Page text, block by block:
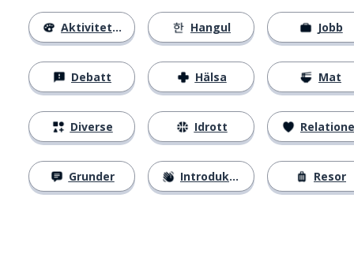
Aktiviteter
Debatt
Diverse
Grunder
Hangul
Hälsa
Idrott
Introduktion
Jobb
Mat
Resor